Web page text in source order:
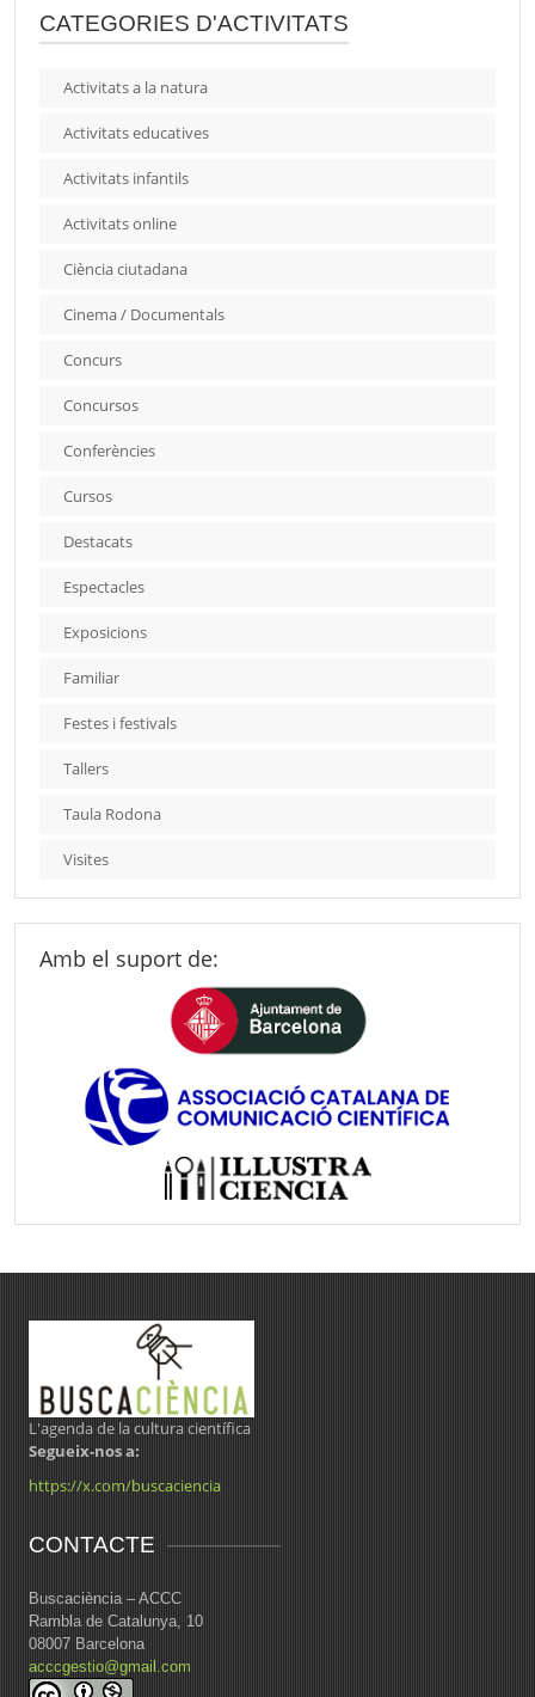
CATEGORIES D'ACTIVITATS
Activitats a la natura
Activitats educatives
Activitats infantils
Activitats online
Ciència ciutadana
Cinema / Documentals
Concurs
Concursos
Conferències
Cursos
Destacats
Espectacles
Exposicions
Familiar
Festes i festivals
Tallers
Taula Rodona
Visites
Amb el suport de:
L'agenda de la cultura científica
Segueix-nos a:
https://x.com/buscaciencia
CONTACTE
Buscaciència – ACCC
Rambla de Catalunya, 10
08007 Barcelona
acccgestio@gmail.com